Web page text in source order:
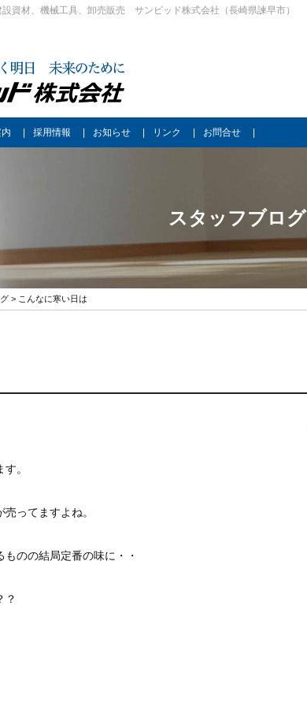
設資材、機械工具、卸売販売 サンビッド株式会社（長崎県諫早市）
採用情報 お知らせ リンク お問合せ
スタッフブログ
> こんなに寒い日は
。
ってますよね。
のの結局定番の味に・・
？